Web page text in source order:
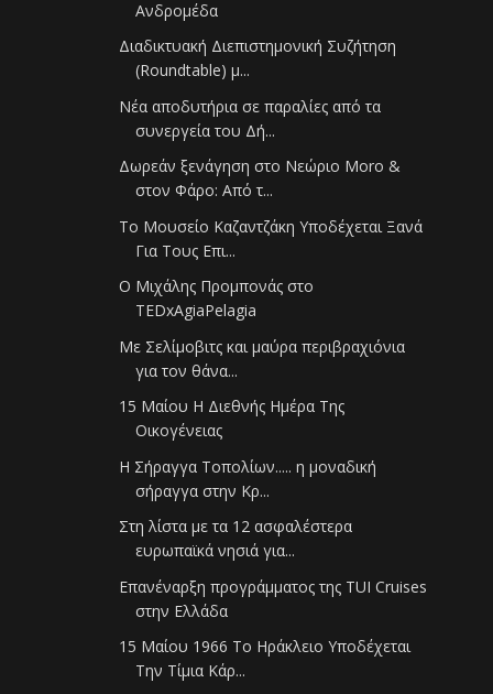
Ανδρομέδα
Διαδικτυακή Διεπιστημονική Συζήτηση
(Roundtable) μ...
Νέα αποδυτήρια σε παραλίες από τα
συνεργεία του Δή...
Δωρεάν ξενάγηση στο Νεώριο Moro &
στον Φάρο: Από τ...
Το Μουσείο Καζαντζάκη Υποδέχεται Ξανά
Για Τους Επι...
Ο Μιχάλης Προμπονάς στο
TEDxAgiaPelagia
Με Σελίμοβιτς και μαύρα περιβραχιόνια
για τον θάνα...
15 Μαίου Η Διεθνής Ημέρα Της
Οικογένειας
Η Σήραγγα Τοπολίων..... η μοναδική
σήραγγα στην Κρ...
Στη λίστα με τα 12 ασφαλέστερα
ευρωπαϊκά νησιά για...
Επανέναρξη προγράμματος της TUI Cruises
στην Ελλάδα
15 Μαίου 1966 Το Ηράκλειο Υποδέχεται
Την Τίμια Κάρ...